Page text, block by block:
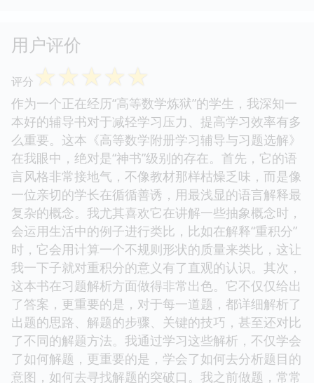
用户评价
评分 ☆☆☆☆☆
作为一个正在经历“高等数学炼狱”的学生，我深知一
本好的辅导书对于减轻学习压力、提高学习效率有多
么重要。这本《高等数学附册学习辅导与习题选解》
在我眼中，绝对是“神书”级别的存在。首先，它的语
言风格非常接地气，不像教材那样枯燥乏味，而是像
一位亲切的学长在循循善诱，用最浅显的语言解释最
复杂的概念。我尤其喜欢它在讲解一些抽象概念时，
会运用生活中的例子进行类比，比如在解释“重积分”
时，它会用计算一个不规则形状的质量来类比，这让
我一下子就对重积分的意义有了直观的认识。其次，
这本书在习题解析方面做得非常出色。它不仅仅给出
了答案，更重要的是，对于每一道题，都详细解析了
出题的思路、解题的步骤、关键的技巧，甚至还对比
了不同的解题方法。我通过学习这些解析，不仅学会
了如何解题，更重要的是，学会了如何去分析题目的
意图，如何去寻找解题的突破口。我之前做题，常常